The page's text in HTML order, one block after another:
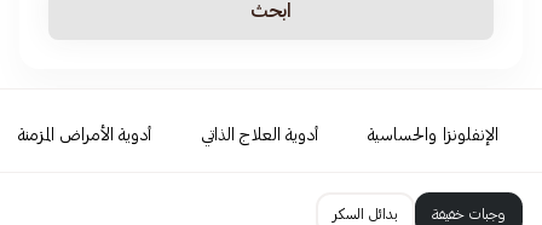
ابحث
الإنفلونزا والحساسية أدوية العلاج الذاتي أدوية الأمراض المزمنة
وجبات خفيفة بدائل السكر